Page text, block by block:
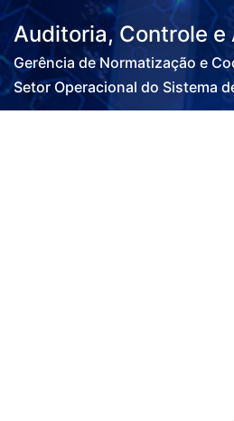
Auditoria, Controle e
Gerência de Normatização e
Setor Operacional do Sistema